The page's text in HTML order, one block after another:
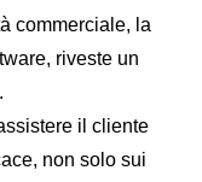
commerciale, la
riveste un
il cliente
non solo sui